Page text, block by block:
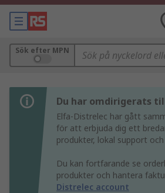
Sök efter MPN
Du har omdirigerats
Elfa-Distrelec har gått
för att erbjuda dig ett
produkter, lokal support
Du kan fortfarande se
produkter och hantera
Distrelec account